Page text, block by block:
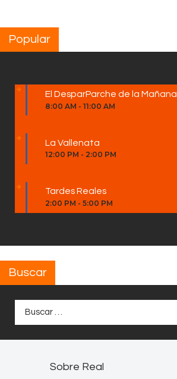
Popular
El DesparParche de la Mañana
8:00 AM - 11:00 AM
La Vallenata
12:00 PM - 2:00 PM
Tardes Reales
2:00 PM - 5:00 PM
Buscar
Sobre Real